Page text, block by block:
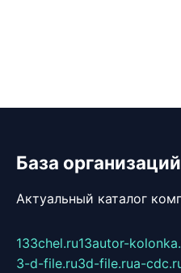
База организаций
Актуальный каталог
133chel.ru13autor-
3-d-file.ru3d-file.rua-